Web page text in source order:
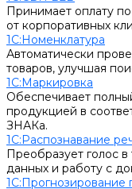
Принимает оплату
от корпоративных
1С:Номенклатура
Автоматически
товаров, улучшая
1С:Маркировка
Обеспечивает
продукцией в
ЗНАКа.
1С:Распознавание
Преобразует голос в
данных и работу с
1С:Прогнозирование